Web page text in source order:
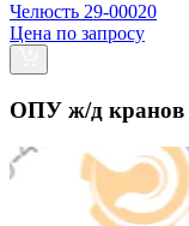
Челюсть 29-00020
Цена по запросу
ОПУ ж/д кранов